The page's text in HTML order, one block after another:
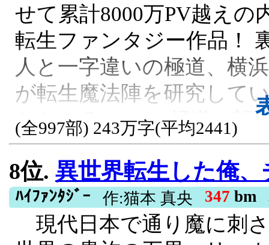
れも神仏のお導きと諦め
――二度目の人生を送る
世的にも性格的にも〝向
鼓判を押されそうな「聖
〝一宿一飯の義理〟を果
女……と言ってしまえば
憶だの隠しスキルだのと
影響して、事態は微妙
少女を〝正しい〟聖女の
せて累計8000万PV越えの
転生ファンタジー作品！
人と一字違いの極道、横
が転生魔法陣を研究して
たところ……。 極道の記
年が異世界の貧乏騎士爵
家族の為に生きる事で領
で成り上がっていく物語
が濃くなります。 ※基本
(全997部) 243万字(平均2441)
8位. 異世界転生した俺、チー
ﾊｲﾌｧﾝﾀｼﾞｰ 作:猫本 真央 347 bm
現代日本で通り魔に刺